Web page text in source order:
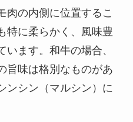
肉の内側に位置するこ
特に柔らかく、風味豊
ます。和牛の場合、
旨味は格別なものがあ
ンシン（マルシン）に